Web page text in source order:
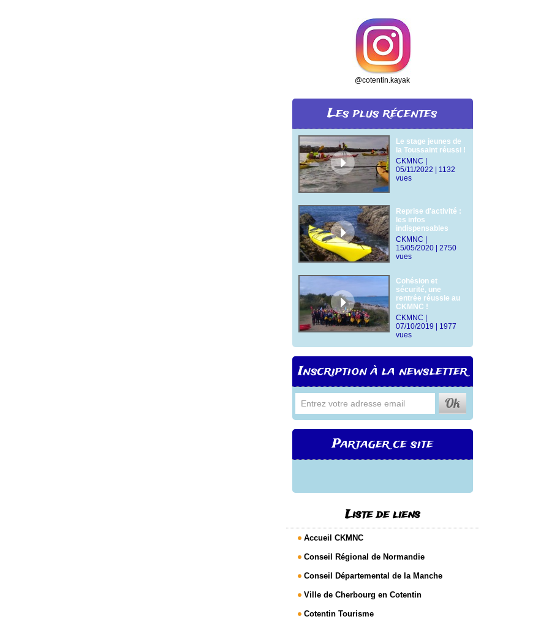
@cotentin.kayak
Les plus récentes
Le stage jeunes de
la Toussaint réussi !
CKMNC |
05/11/2022 | 1132
vues
Reprise d'activité :
les infos
indispensables
CKMNC |
15/05/2020 | 2750
vues
Cohésion et
sécurité, une
rentrée réussie au
CKMNC !
CKMNC |
07/10/2019 | 1977
vues
Inscription à la newsletter
Partager ce site
Liste de liens
Accueil CKMNC
Conseil Régional de Normandie
Conseil Départemental de la Manche
Ville de Cherbourg en Cotentin
Cotentin Tourisme